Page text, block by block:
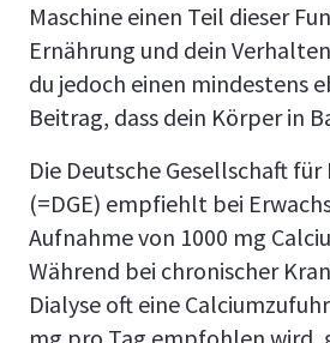
Maschine einen Teil dieser
Ernährung und dein
du jedoch einen mindestens
Beitrag, dass dein Körper in
Die Deutsche Gesellschaft
(=DGE) empfiehlt bei
Aufnahme von 1000 mg
Während bei chronischer
Dialyse oft eine